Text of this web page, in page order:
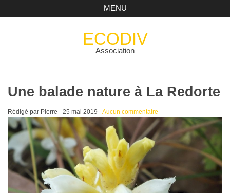
ECODIV
Association
MENU
Une balade nature à La Redorte
Rédigé par Pierre - 25 mai 2019 -Aucun commentaire